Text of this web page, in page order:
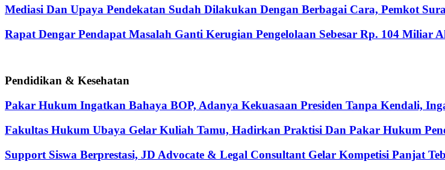
Mediasi Dan Upaya Pendekatan Sudah Dilakukan Dengan Berbagai Cara, Pemkot
Rapat Dengar Pendapat Masalah Ganti Kerugian Pengelolaan Sebesar Rp. 104
Pendidikan & Kesehatan
Pakar Hukum Ingatkan Bahaya BOP, Adanya Kekuasaan Presiden Tanpa Kendali,
Fakultas Hukum Ubaya Gelar Kuliah Tamu, Hadirkan Praktisi Dan Pakar Hukum
Support Siswa Berprestasi, JD Advocate & Legal Consultant Gelar Kompetisi Panjat